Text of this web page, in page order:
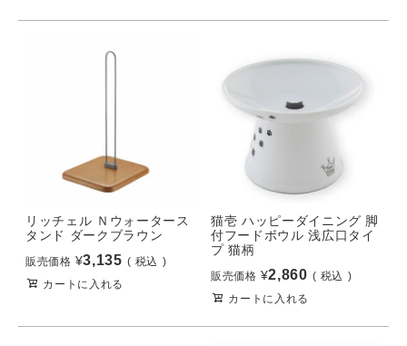
リッチェル Ｎウォータース
タンド ダークブラウン
販売価格 ¥3,135
税込
カートに入れる
猫壱 ハッピーダイニング 脚
付フードボウル 浅広口タイ
プ 猫柄
販売価格 ¥2,860
税込
カートに入れる